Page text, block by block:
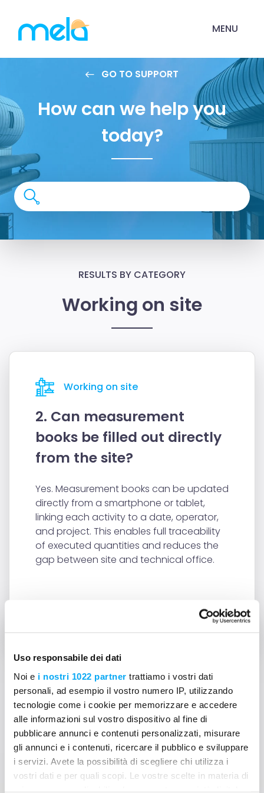
Uso responsabile dei dati
Noi e i nostri 1022 partner trattiamo i vostri dati
personali, ad esempio il vostro numero IP, utilizzando
tecnologie come i cookie per memorizzare e accedere
alle informazioni sul vostro dispositivo al fine di
pubblicare annunci e contenuti personalizzati, misurare
gli annunci e i contenuti, ricercare il pubblico e sviluppare
i servizi. Avete la possibilità di scegliere chi utilizza i
vostri dati e per quali scopi. Le vostre scelte in materia di
MENU
GO TO SUPPORT
How can we help you
today?
RESULTS BY CATEGORY
Working on site
Working on site
2. Can measurement
books be filled out directly
from the site?
Yes. Measurement books can be updated
directly from a smartphone or tablet,
linking each activity to a date, operator,
and project. This enables full traceability
of executed quantities and reduces the
gap between site and technical office.
Can't find answers to your
question?
Contact us